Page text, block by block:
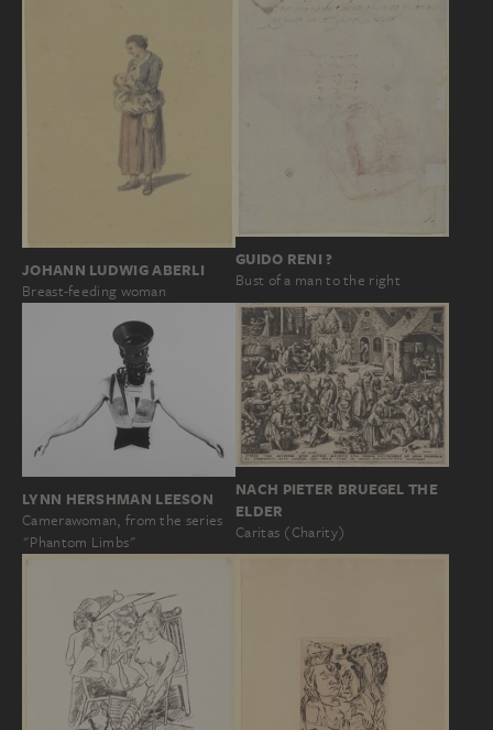
JOHANN LUDWIG ABERLI
Breast-feeding woman
GUIDO RENI ?
Bust of a man to the right
LYNN HERSHMAN LEESON
Camerawoman, from the series
"Phantom Limbs"
NACH PIETER BRUEGEL THE
ELDER
Caritas (Charity)